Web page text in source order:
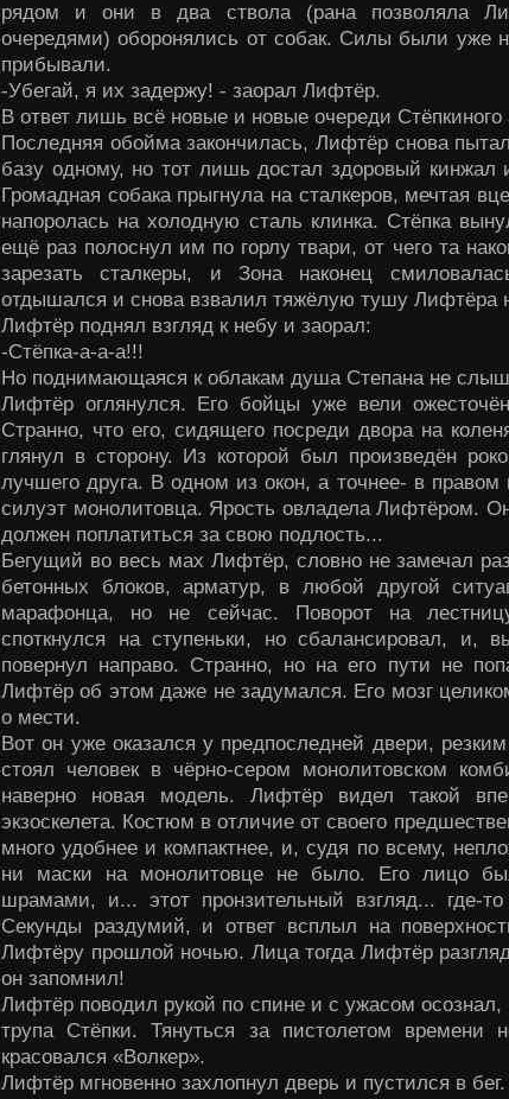
рядом и они в два ствола (рана позволяла
очередями) оборонялись от собак. Силы были уже
прибывали.
-Убегай, я их задержу! - заорал Лифтёр.
В ответ лишь всё новые и новые очереди
Последняя обойма закончилась, Лифтёр снова
базу одному, но тот лишь достал здоровый кинжал
Громадная собака прыгнула на сталкеров, мечтая
напоролась на холодную сталь клинка. Стёпка
ещё раз полоснул им по горлу твари, от чего та
зарезать сталкеры, и Зона наконец
отдышался и снова взвалил тяжёлую тушу Лифтёра
Лифтёр поднял взгляд к небу и заорал:
-Стёпка-а-а-а!!!
Но поднимающаяся к облакам душа Степана не
Лифтёр оглянулся. Его бойцы уже вели
Странно, что его, сидящего посреди двора на
глянул в сторону. Из которой был произведён
лучшего друга. В одном из окон, а точнее- в правом
силуэт монолитовца. Ярость овладела Лифтёром.
должен поплатиться за свою подлость...
Бегущий во весь мах Лифтёр, словно не замечал
бетонных блоков, арматур, в любой другой
марафонца, но не сейчас. Поворот на
споткнулся на ступеньки, но сбалансировал, и,
повернул направо. Странно, но на его пути не
Лифтёр об этом даже не задумался. Его мозг
о мести.
Вот он уже оказался у предпоследней двери,
стоял человек в чёрно-сером монолитовском
наверно новая модель. Лифтёр видел такой
экзоскелета. Костюм в отличие от своего
много удобнее и компактнее, и, судя по всему,
ни маски на монолитовце не было. Его лицо
шрамами, и... этот пронзительный взгляд... где-
Секунды раздумий, и ответ всплыл на
Лифтёру прошлой ночью. Лица тогда Лифтёр
он запомнил!
Лифтёр поводил рукой по спине и с ужасом
трупа Стёпки. Тянуться за пистолетом
красовался «Волкер».
Лифтёр мгновенно захлопнул дверь и пустился в бег.